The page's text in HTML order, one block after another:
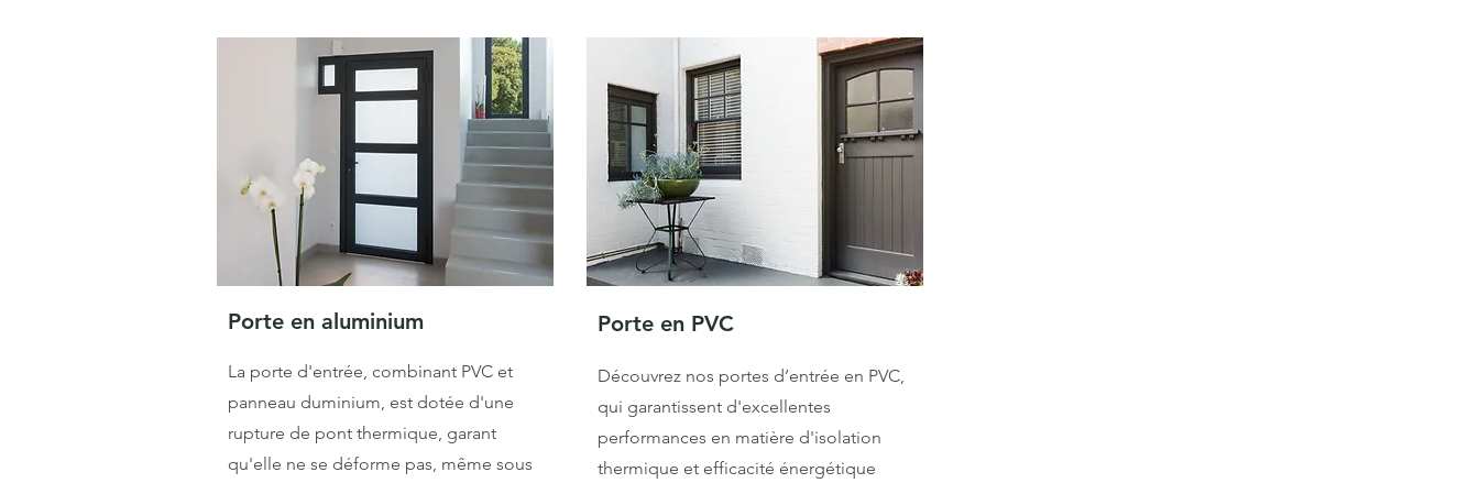
Porte en aluminium
La porte d'entrée, combinant PVC et
panneau duminium, est dotée d'une
rupture de pont thermique, garant
qu'elle ne se déforme pas, même sous
Porte en PVC
Découvrez nos portes d’entrée en PVC,
qui garantissent d'excellentes
performances en matière d'isolation
thermique et efficacité énergétique